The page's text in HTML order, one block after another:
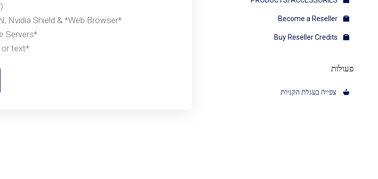
פעולות
צפייה בעגלת הקניות
(Content Changes Daily)
*Supported Devices- Firestick, Android, IPhone, Mac, WIN, Nvidia Shield & *Web Browser
*Smart Load Balancing on Multiple Servers
*Support 24/7/365 thru email or text....